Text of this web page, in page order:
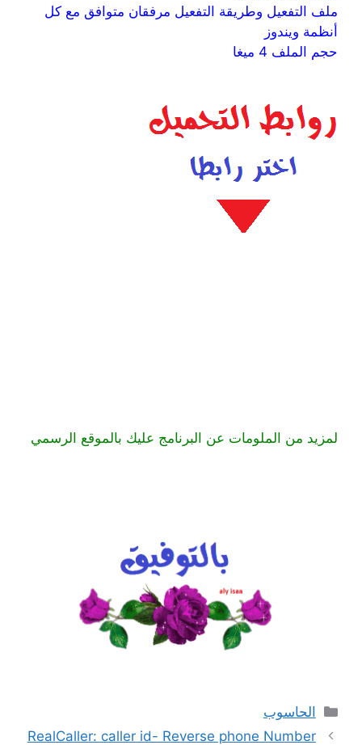
ملف التفعيل وطريقة التفعيل مرفقان متوافق مع كل
أنظمة ويندوز
حجم الملف 4 ميغا
لمزيد من الملومات عن البرنامج عليك بالموقع الرسمي
التصنيفات
الحاسوب
RealCaller: caller id- Reverse phone Number